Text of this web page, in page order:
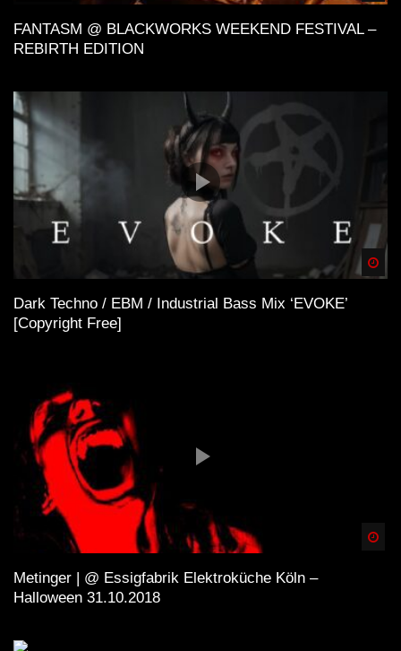
FANTASM @ BLACKWORKS WEEKEND FESTIVAL –
REBIRTH EDITION
Dark Techno / EBM / Industrial Bass Mix ‘EVOKE’
[Copyright Free]
Metinger | @ Essigfabrik Elektroküche Köln –
Halloween 31.10.2018